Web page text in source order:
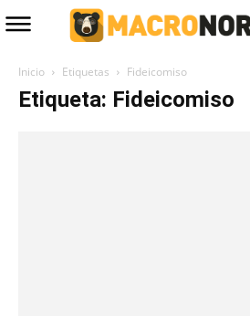
Inicio Etiquetas Fideicomiso
Etiqueta: Fideicomiso